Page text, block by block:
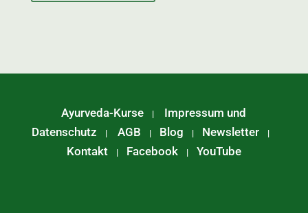
Ayurveda-Kurse | Impressum und
Datenschutz |AGB | Blog | Newsletter |
Kontakt| Facebook| YouTube